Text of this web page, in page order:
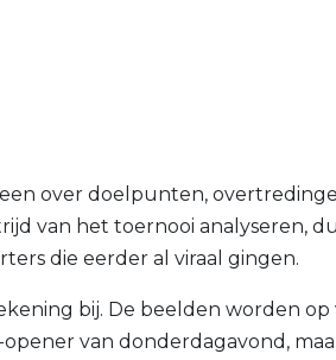
over doelpunten,
van het toernooi analyseren,
die eerder al viraal gingen.
bij. De beelden worden
van donderdagavond,